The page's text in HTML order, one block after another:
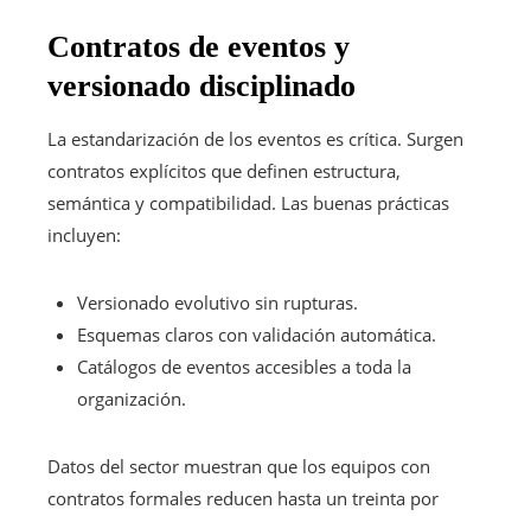
Contratos de eventos y
versionado disciplinado
La estandarización de los eventos es crítica. Surgen
contratos explícitos que definen estructura,
semántica y compatibilidad. Las buenas prácticas
incluyen:
Versionado evolutivo sin rupturas.
Esquemas claros con validación automática.
Catálogos de eventos accesibles a toda la
organización.
Datos del sector muestran que los equipos con
contratos formales reducen hasta un treinta por